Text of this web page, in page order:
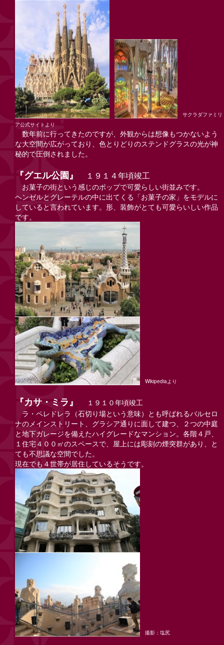
サクラダファミリ
ア公式サイトより
数年前に行ってきたのですが、外観からは想像もつかないよう
な大空間が広がっており、色とりどりのステンドグラスの光が神
秘的で圧倒されました。
『グエル公園』 １９１４年頃竣工
お菓子の街という感じのポップで可愛らしい街並みです。
ヘンゼルとグレーテルの中に出てくる「お菓子の家」をモデルに
していると言われています。形、装飾がとても可愛らいしい作品
です。
Wikipediaより
『カサ・ミラ』
１９１０年頃竣工
ラ・ペレドレラ（石切り場という意味）とも呼ばれるバルセロ
ナのメインストリート、グラシア通りに面して建つ、２つの中庭
と地下ガレージを備えたハイグレードなマンション。各階４戸、
１住宅４００㎡のスペースで、屋上には彫刻の煙突群があり、と
ても不思議な空間でした。
現在でも４世帯が居住しているそうです。
撮影：塩尻